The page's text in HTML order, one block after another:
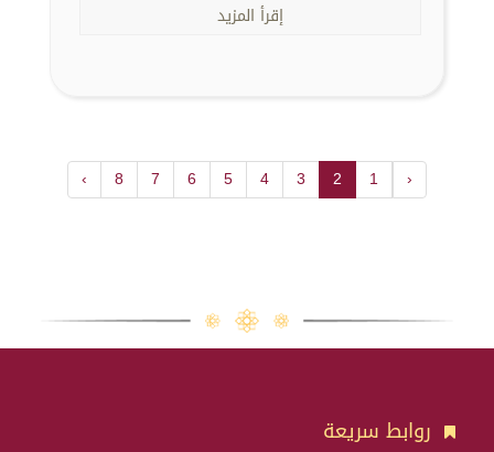
إقرأ المزيد
‹
1
2
3
4
5
6
7
8
›
روابط سريعة